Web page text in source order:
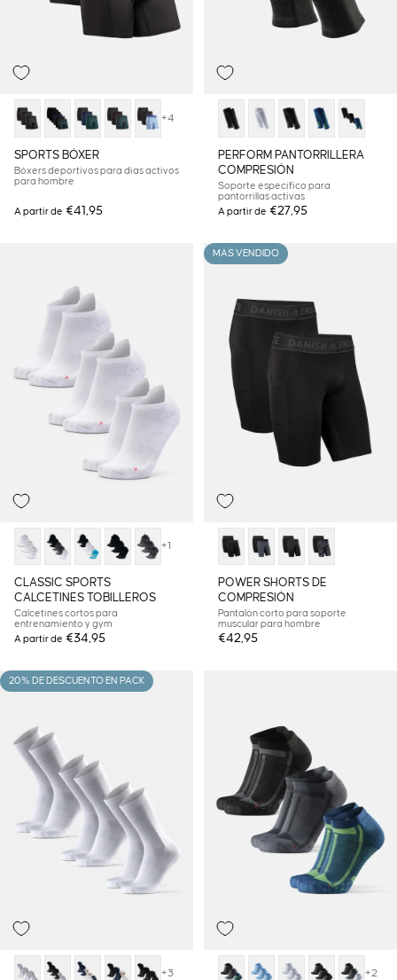
+4
SPORTS BÓXER
Bóxers deportivos para días activos
para hombre
A partir de €41,95
PERFORM PANTORRILLERA
COMPRESIÓN
Soporte específico para
pantorrillas activas
A partir de €27,95
+1
CLASSIC SPORTS
CALCETINES TOBILLEROS
Calcetines cortos para
entrenamiento y gym
A partir de €34,95
MÁS VENDIDO
POWER SHORTS DE
COMPRESIÓN
Pantalón corto para soporte
muscular para hombre
€42,95
20% DE DESCUENTO EN PACK
+3 +2